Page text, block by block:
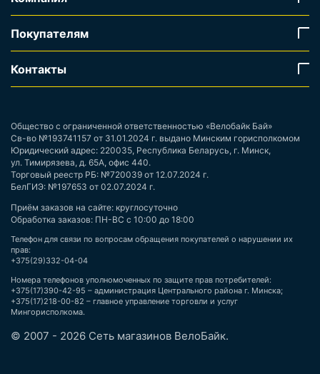
Покупателям
Контакты
Общество с ограниченной ответственностью «Велобайк Бай»
Св-во №193741157 от 31.01.2024 г. выдано Минским горисполкомом
Юридический адрес: 220035, Республика Беларусь, г. Минск,
ул. Тимирязева, д. 65А, офис 440.
Торговый реестр РБ: №720039 от 12.07.2024 г.
БелГИЭ: №197653 от 02.07.2024 г.
Приём заказов на сайте: круглосуточно
Обработка заказов: ПН-ВС с 10:00 до 18:00
Телефон для связи по вопросам обращения покупателей о нарушении их
прав:
+375(29)332-04-04
Номера телефонов уполномоченных по защите прав потребителей:
+375(17)390-42-95 – администрация Центрального района г. Минска;
+375(17)218-00-82 – главное управление торговли и услуг
Мингорисполкома.
© 2007 - 2026 Сеть магазинов ВелоБайк.